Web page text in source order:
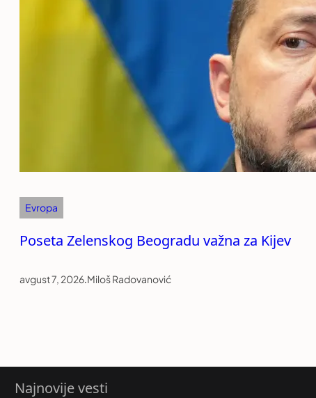
Evropa
Poseta Zelenskog Beogradu važna za Kijev
avgust 7, 2026.Miloš Radovanović
Najnovije vesti